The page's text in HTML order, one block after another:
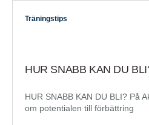
Träningstips
HUR SNABB KAN DU
HUR SNABB KAN DU BLI? På
om potentialen till förbättring